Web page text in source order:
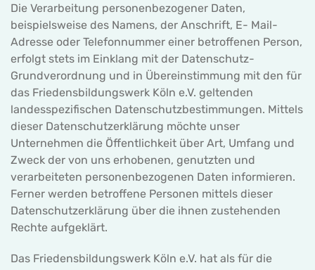
Die Verarbeitung personenbezogener Daten,
beispielsweise des Namens, der Anschrift, E- Mail-
Adresse oder Telefonnummer einer betroffenen Person,
erfolgt stets im Einklang mit der Datenschutz-
Grundverordnung und in Übereinstimmung mit den für
das Friedensbildungswerk Köln e.V. geltenden
landesspezifischen Datenschutzbestimmungen. Mittels
dieser Datenschutzerklärung möchte unser
Unternehmen die Öffentlichkeit über Art, Umfang und
Zweck der von uns erhobenen, genutzten und
verarbeiteten personenbezogenen Daten informieren.
Ferner werden betroffene Personen mittels dieser
Datenschutzerklärung über die ihnen zustehenden
Rechte aufgeklärt.
Das Friedensbildungswerk Köln e.V. hat als für die